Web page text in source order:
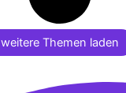
weitere Themen laden